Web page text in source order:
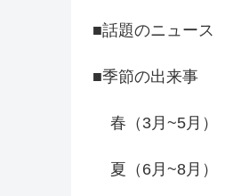
■話題のニュース
■季節の出来事
春（3月~5月）
夏（6月~8月）